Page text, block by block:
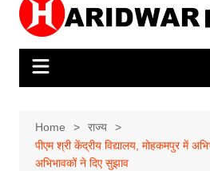
Home
राज्य
पीएम श्री केंद्रीय विद्यालय, मोहकमपुर में
अभिभावकों ने दिए सुझाव